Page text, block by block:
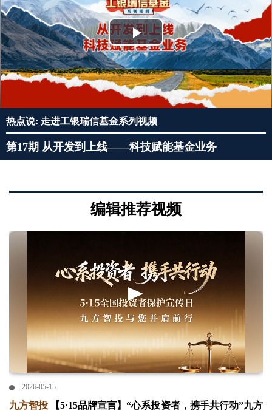
Play
Video
热点说: 走进工银瑞信基金系列视频
第17期 从开发到上线——科技赋能基金业务
编辑推荐视频
2026-05-15
九方智投
【5·15品牌宣言】“心系投资者，携手共行动”九方